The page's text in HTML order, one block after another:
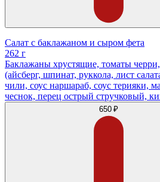
Салат с баклажаном и сыром фета
262 г
Баклажаны хрустящие, томаты
(айсберг, шпинат, руккола, лист
чили, соус наршараб, соус терияки,
чеснок, перец острый стручковый,
650 ₽